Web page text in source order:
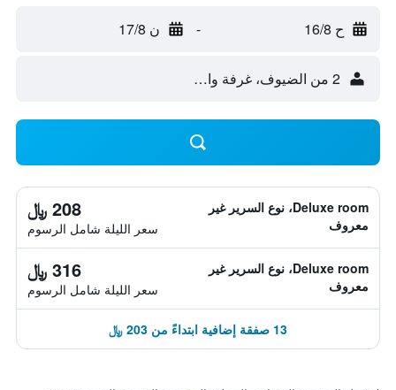
ح 16/8 - ن 17/8
2 من الضيوف، غرفة واحدة
Deluxe room، نوع السرير غير
معروف
208 ﷼
سعر الليلة شامل الرسوم
Deluxe room، نوع السرير غير
معروف
316 ﷼
سعر الليلة شامل الرسوم
13 صفقة إضافية ابتداءً من 203 ﷼